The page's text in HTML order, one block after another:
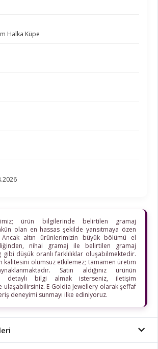
Halka Küpe
ürün bilgilerinde belirtilen gramaj
olan en hassas şekilde yansıtmaya özen
Ancak altın ürünlerimizin büyük bölümü el
nihai gramaj ile belirtilen gramaj
gibi düşük oranlı farklılıklar oluşabilmektedir.
kalitesini olumsuz etkilemez; tamamen üretim
Satın aldığınız ürünün
detaylı bilgi almak isterseniz, iletişim
ulaşabilirsiniz. E-Goldia Jewellery olarak şeffaf
deneyimi sunmayı ilke ediniyoruz.